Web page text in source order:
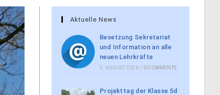
Aktuelle News
Besetzung Sekretariat
und Information an alle
neuen Lehrkräfte
5. AUGUST 2026 / 0 COMMENTS
Projekttag der Klasse 5d